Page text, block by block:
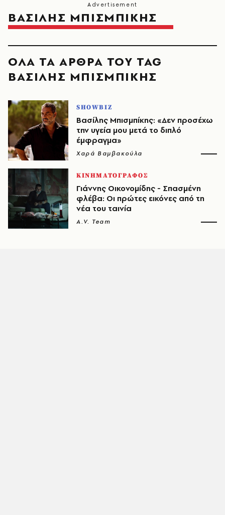
ΒΑΣΙΛΗΣ ΜΠΙΣΜΠΙΚΗΣ
ΟΛΑ ΤΑ ΑΡΘΡΑ ΤΟΥ TAG
ΒΑΣΙΛΗΣ ΜΠΙΣΜΠΙΚΗΣ
SHOWBIZ
Βασίλης Μπισμπίκης: «Δεν προσέχω
την υγεία μου μετά το διπλό
έμφραγμα»
Χαρά Βαμβακούλα
ΚΙΝΗΜΑΤΟΓΡΑΦΟΣ
Γιάννης Οικονομίδης - Σπασμένη
φλέβα: Οι πρώτες εικόνες από τη
νέα του ταινία
A.V. Team